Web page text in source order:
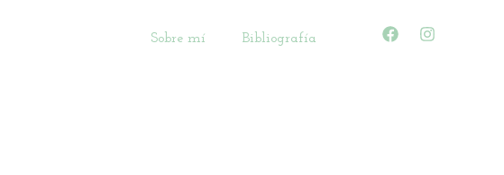
Sobre mí Bibliografía